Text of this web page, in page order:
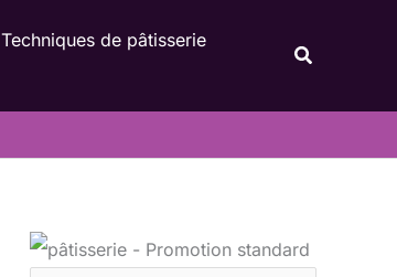
Techniques de pâtisserie